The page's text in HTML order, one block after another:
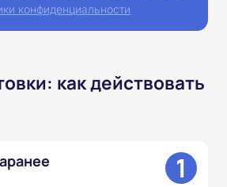
конфиденциальности
как действовать
1